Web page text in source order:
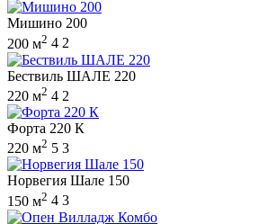
Мишино 200
200 м2 4 2
Бествиль ШАЛЕ 220
220 м2 4 2
Форта 220 К
220 м2 5 3
Норвегия Шале 150
150 м2 4 3